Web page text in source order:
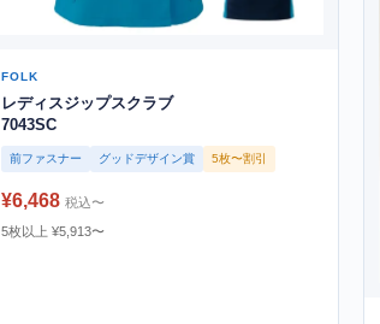
FOLK
レディスジップスクラブ
7043SC
前ファスナー グッドデザイン賞 5枚〜割引
¥6,468 税込〜
5枚以上 ¥5,913〜